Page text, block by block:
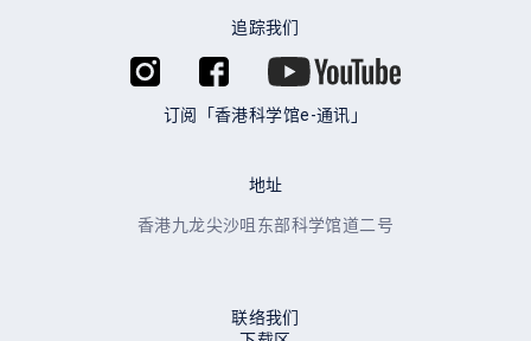
追踪我们
订阅「香港科学馆e-通讯」
地址
香港九龙尖沙咀东部科学馆道二号
联络我们